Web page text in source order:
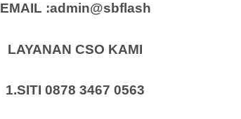
EMAIL :admin@sbflash
LAYANAN CSO KAMI
1.SITI 0878 3467 0563